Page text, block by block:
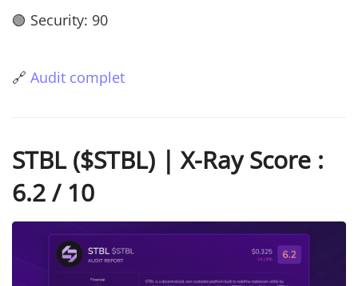
🟢 Security: 90
🔗 Audit complet
STBL ($STBL) | X-Ray Score :
6.2 / 10